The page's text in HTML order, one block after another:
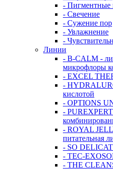
- Пигментные
- Свечение
- Сужение пор
- Увлажнение
-
Линии
- B-CALM -
микрофлоры
- EXCEL
-
кислотой
- OPTIONS
-
- ROYAL
питательная
- SO
- TEC-
- THE